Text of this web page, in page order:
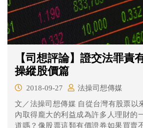
【司想評論】證交法罪責
操縱股價篇
2018-09-27
法操司想傳媒
文／法操司想傳媒 自從台灣有股票以
內取得龐大的利益成為許多人理財的
道嗎？像股票這類有價證券如果買賣